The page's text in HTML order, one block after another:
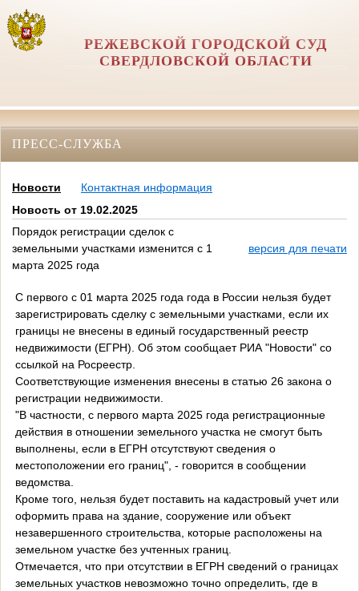
РЕЖЕВСКОЙ ГОРОДСКОЙ СУД
СВЕРДЛОВСКОЙ ОБЛАСТИ
ПРЕСС-СЛУЖБА
Новости
Контактная информация
Новость от 19.02.2025
Порядок регистрации сделок с
земельными участками изменится с 1
марта 2025 года
версия для печати
С первого с 01 марта 2025 года года в России нельзя будет
зарегистрировать сделку с земельными участками, если их
границы не внесены в единый государственный реестр
недвижимости (ЕГРН). Об этом сообщает РИА "Новости" со
ссылкой на Росреестр.
Соответствующие изменения внесены в статью 26 закона о
регистрации недвижимости.
"В частности, с первого марта 2025 года регистрационные
действия в отношении земельного участка не смогут быть
выполнены, если в ЕГРН отсутствуют сведения о
местоположении его границ", - говорится в сообщении
ведомства.
Кроме того, нельзя будет поставить на кадастровый учет или
оформить права на здание, сооружение или объект
незавершенного строительства, которые расположены на
земельном участке без учтенных границ.
Отмечается, что при отсутствии в ЕГРН сведений о границах
земельных участков невозможно точно определить, где в